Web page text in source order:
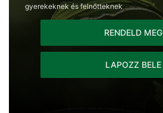
gyerekeknek és felnőtteknek
RENDELD MEG
LAPOZZ BELE